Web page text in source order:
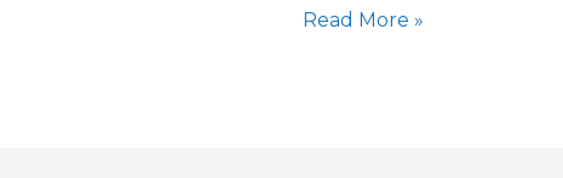
Read More »